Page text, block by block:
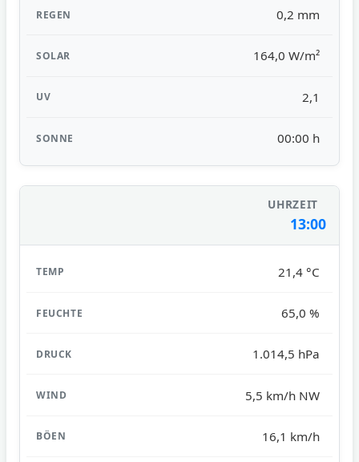
0,2 mm
164,0 W/m²
2,1
00:00 h
13:00
21,4 °C
65,0 %
1.014,5 hPa
5,5 km/h NW
16,1 km/h